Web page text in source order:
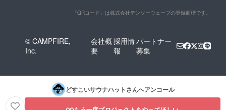
「QRコード」は株式会社デンソーウェーブの登録商標です。
© CAMPFIRE,
Inc.
会社概
要
採用情
報
パートナー
募集
どすこいサウナハットさんへアンコール